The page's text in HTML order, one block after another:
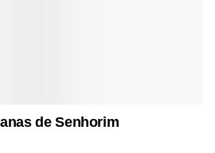
de Senhorim